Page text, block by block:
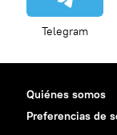
Telegram
Quiénes somos
Preferencias de